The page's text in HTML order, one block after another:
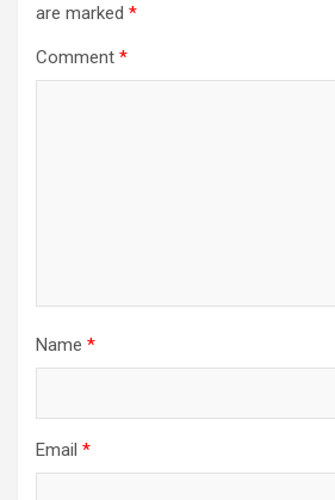
are marked *
Comment *
Name *
Email *